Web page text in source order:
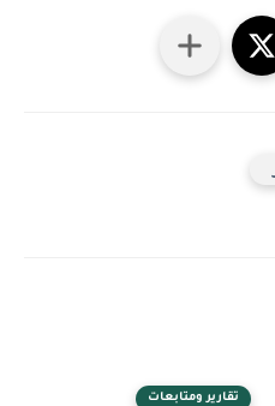
تقارير ومتابعات